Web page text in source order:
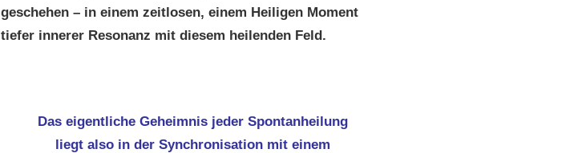
geschehen – in einem zeitlosen, einem Heiligen Moment
tiefer innerer Resonanz mit diesem heilenden Feld.
Das eigentliche Geheimnis jeder Spontanheilung
liegt also in der Synchronisation mit einem